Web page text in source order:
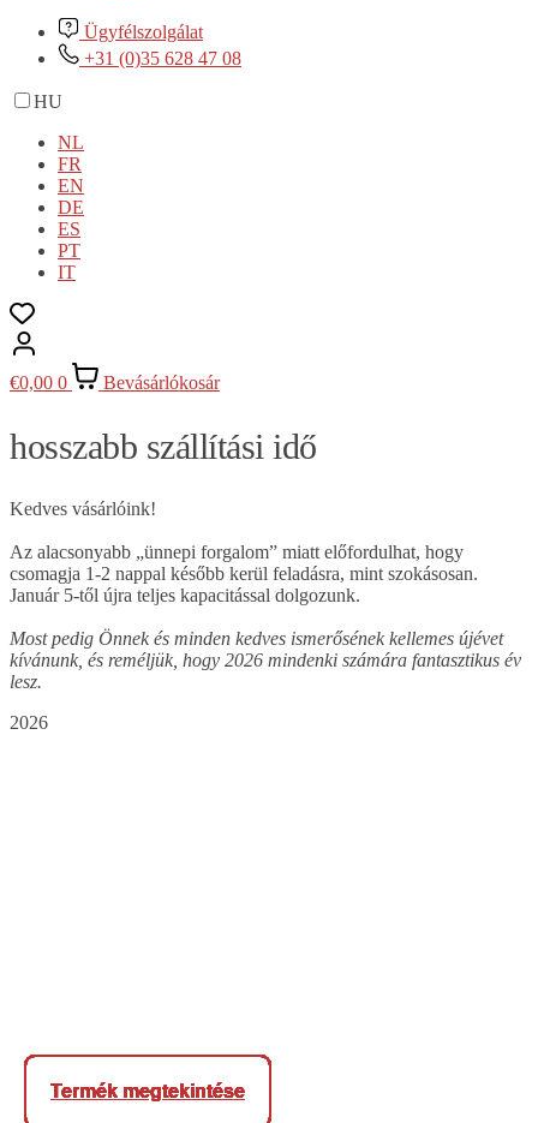
Termék megtekintése
Termék megtekintése
Termék megtekintése
Termék megtekintése
Termék megtekintése
Termék megtekintése
Termék megtekintése
Termék megtekintése
Termék megtekintése
Termék megtekintése
Termék megtekintése
Termék megtekintése
Ügyfélszolgálat
+31 (0)35 628 47 08
HU
NL
FR
EN
DE
ES
PT
IT
€0,00 0 Bevásárlókosár
hosszabb szállítási idő
Kedves vásárlóink!
Az alacsonyabb „ünnepi forgalom” miatt előfordulhat, hogy
csomagja 1-2 nappal később kerül feladásra, mint szokásosan.
Január 5-től újra teljes kapacitással dolgozunk.
Most pedig Önnek és minden kedves ismerősének kellemes újévet
kívánunk, és reméljük, hogy 2026 mindenki számára fantasztikus év
lesz.
2026